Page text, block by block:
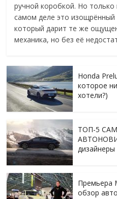
ручной коробкой. Но только
самом деле это изощрённый
который дарит те же
механика, но без её
Honda
которое
хотели?)
ТОП-5
Премьера
обзор